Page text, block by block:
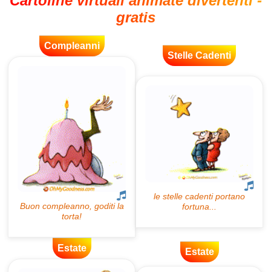
gratis
Compleanni
Stelle Cadenti
Estate Estate